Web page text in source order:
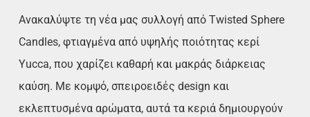
Ανακαλύψτε τη νέα μας συλλογή από Twisted Sphere
Candles, φτιαγμένα από υψηλής ποιότητας κερί
Yucca, που χαρίζει καθαρή και μακράς διάρκειας
καύση. Με κομψό, σπειροειδές design και
εκλεπτυσμένα αρώματα, αυτά τα κεριά δημιουργούν